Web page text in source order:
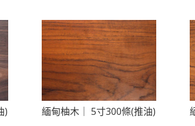
) 緬甸柚木｜ 5寸300條(推油)